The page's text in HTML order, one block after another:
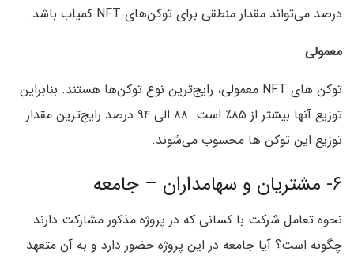
درصد می‌تواند مقدار منطقی برای توکن‌های NFT کمیاب باشد.
معمولی
توکن های NFT معمولی، رایج‌ترین نوع توکن‌ها هستند. بنابراین
توزیع آنها بیشتر از ۸۵٪ است. ۸۸ الی ۹۴ درصد رایج‌ترین مقدار
توزیع این توکن ها محسوب می‌شوند.
۶- مشتریان و سهامداران – جامعه
نحوه تعامل شرکت با کسانی که در پروژه مذکور مشارکت دارند
چگونه است؟ آیا جامعه در این پروژه حضور دارد و به آن متعهد